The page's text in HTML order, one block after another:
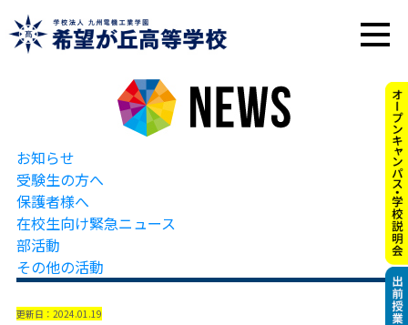
お知らせ
受験生の方へ
保護者様へ
在校生向け緊急ニュース
部活動
その他の活動
更新日：2024.01.19